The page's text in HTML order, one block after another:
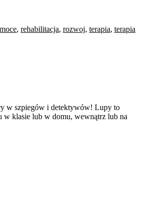
, rehabilitacja, rozwoj, terapia, terapia
w szpiegów i detektywów! Lupy to
w klasie lub w domu, wewnątrz lub na